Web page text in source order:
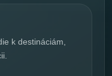
k destináciám,